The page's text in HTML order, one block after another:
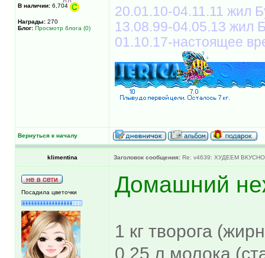
В наличии: 6,704
Награды: 270
Блог: Просмотр блога (0)
20.01.10-04.11.11 жил
13.08.99-04.05.13 жил
01.10.17-настоящее
Вернуться к началу
klimentina Заголовок сообщения: Re: v4639: ХУДЕЕМ
Посадила цветочки Домашний
1 кг творога
0,25 л молока